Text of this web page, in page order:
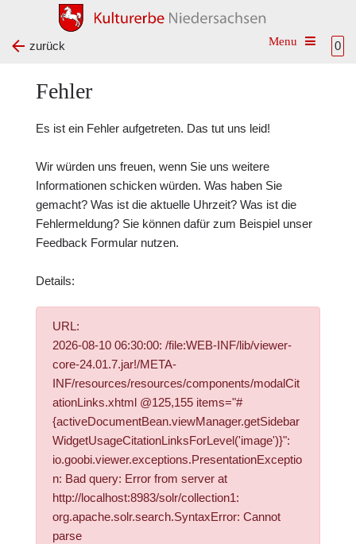
0
Toggle
zurück
Fehler
Es ist ein Fehler aufgetreten. Das tut uns leid!
Wir würden uns freuen, wenn Sie uns weitere
Informationen schicken würden. Was haben Sie
gemacht? Was ist die aktuelle Uhrzeit? Was ist die
Fehlermeldung? Sie können dafür zum Beispiel unser
Feedback Formularnutzen.
Details:
URL:
2026-08-10 06:30:00: /file:WEB-INF/lib/viewer-
core-24.01.7.jar!/META-
INF/resources/resources/components/modalCit
ationLinks.xhtml @125,155 items="#
{activeDocumentBean.viewManager.getSidebar
WidgetUsageCitationLinksForLevel('image')}":
io.goobi.viewer.exceptions.PresentationExceptio
n: Bad query: Error from server at
http://localhost:8983/solr/collection1:
org.apache.solr.search.SyntaxError: Cannot
parse